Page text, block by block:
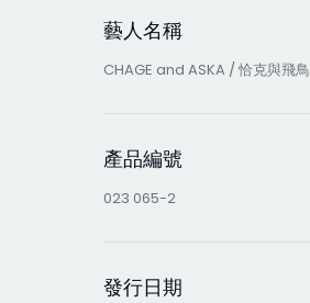
藝人名稱
CHAGE and ASKA / 恰克與飛鳥
產品編號
023 065-2
發行日期